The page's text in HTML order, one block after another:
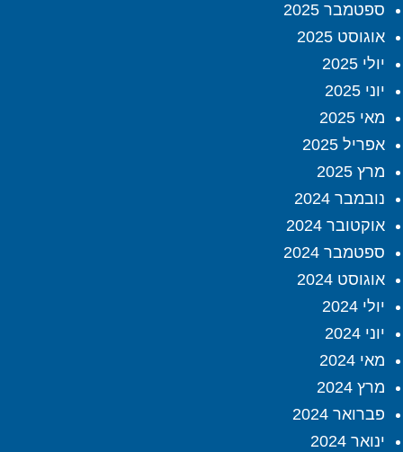
ספטמבר 2025
אוגוסט 2025
יולי 2025
יוני 2025
מאי 2025
אפריל 2025
מרץ 2025
נובמבר 2024
אוקטובר 2024
ספטמבר 2024
אוגוסט 2024
יולי 2024
יוני 2024
מאי 2024
מרץ 2024
פברואר 2024
ינואר 2024